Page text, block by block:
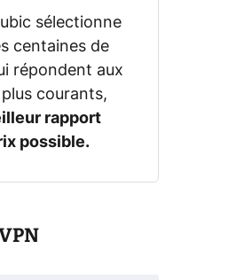
sélectionne
centaines de
répondent aux
courants,
rapport
possible.